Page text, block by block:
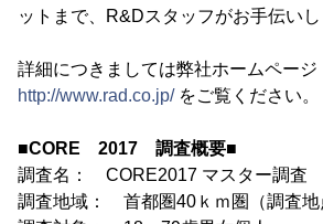
ットまで、R&Dスタッフがお手伝いし
詳細につきましては弊社ホームページ
http://www.rad.co.jp/をご覧ください。
■CORE 2017 調査概要■
調査名： CORE2017 マスター調査
調査地域： 首都圏40ｋｍ圏（調査